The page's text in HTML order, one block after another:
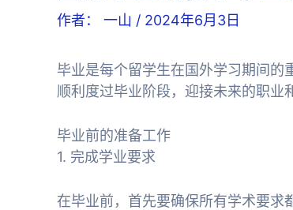
作者： 一山 / 2024年6月3日
毕业是每个留学生在国外学习期间的
顺利度过毕业阶段，迎接未来的职业
毕业前的准备工作
1. 完成学业要求
在毕业前，首先要确保所有学术要求